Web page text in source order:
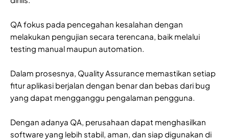
QA fokus pada pencegahan kesalahan dengan
melakukan pengujian secara terencana, baik melalui
testing manual maupun automation.
Dalam prosesnya, Quality Assurance memastikan setiap
fitur aplikasi berjalan dengan benar dan bebas dari bug
yang dapat mengganggu pengalaman pengguna.
Dengan adanya QA, perusahaan dapat menghasilkan
software yang lebih stabil, aman, dan siap digunakan di